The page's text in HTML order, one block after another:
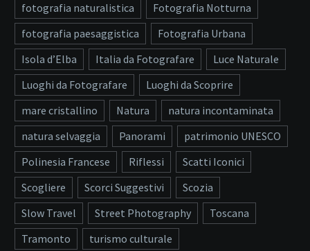
fotografia naturalistica
Fotografia Notturna
fotografia paesaggistica
Fotografia Urbana
Isola d’Elba
Italia da Fotografare
Luce Naturale
Luoghi da Fotografare
Luoghi da Scoprire
mare cristallino
Natura
natura incontaminata
natura selvaggia
Panorami
patrimonio UNESCO
Polinesia Francese
Riflessi
Scatti Iconici
Scogliere
Scorci Suggestivi
Scozia
Slow Travel
Street Photography
Toscana
Tramonto
turismo culturale